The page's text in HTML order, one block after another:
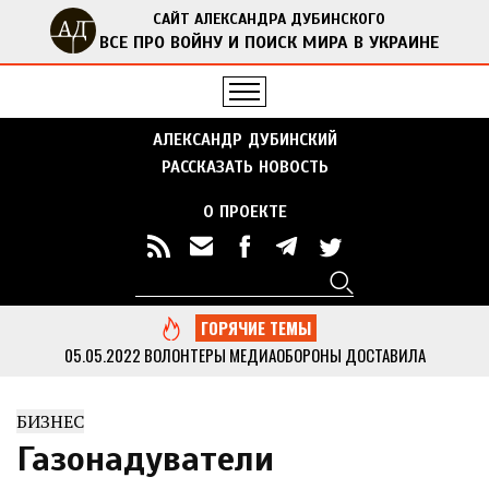
САЙТ АЛЕКСАНДРА ДУБИНСКОГО
ВСЕ ПРО ВОЙНУ И ПОИСК МИРА В УКРАИНЕ
АЛЕКСАНДР ДУБИНСКИЙ
РАССКАЗАТЬ НОВОСТЬ
О ПРОЕКТЕ
Форма поискаГОРЯЧИЕ ТЕМЫ
05.05.2022 ВОЛОНТЕРЫ МЕДИАОБОРОНЫ ДОСТАВИЛА
13.05.2022
05.05.2022МЕДИАОБОРОНА ПЕРЕДАЛА В НАЦПОЛИЦИЮ МНОГО
БИЗНЕС
Газонадуватели